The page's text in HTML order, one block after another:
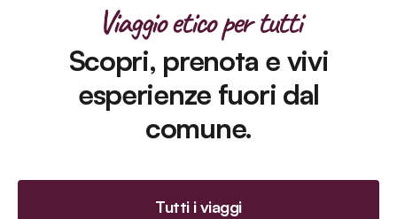
Viaggio etico per tutti
Scopri, prenota e vivi
esperienze fuori dal
comune.
Tutti i viaggi